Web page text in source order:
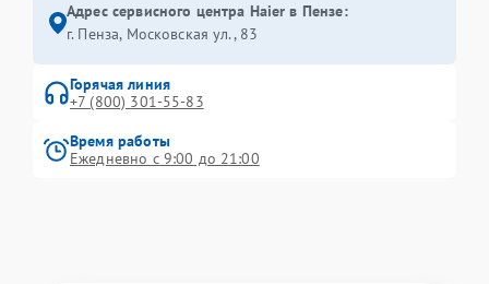
Адрес сервисного центра Haier в Пензе:
г. Пенза, Московская ул., 83
Горячая линия
+7 (800) 301-55-83
Время работы
Ежедневно с 9:00 до 21:00